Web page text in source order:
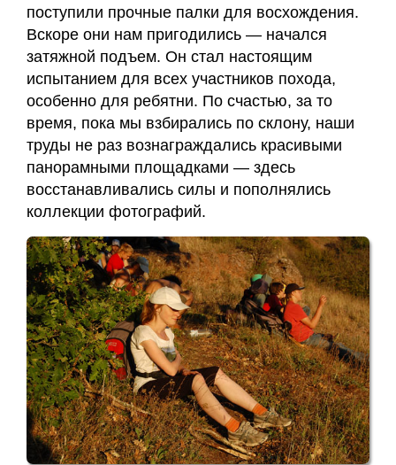
поступили прочные палки для восхождения.
Вскоре они нам пригодились — начался
затяжной подъем. Он стал настоящим
испытанием для всех участников похода,
особенно для ребятни. По счастью, за то
время, пока мы взбирались по склону, наши
труды не раз вознаграждались красивыми
панорамными площадками — здесь
восстанавливались силы и пополнялись
коллекции фотографий.